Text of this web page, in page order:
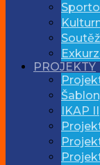
PROJEKTY
IKAP II